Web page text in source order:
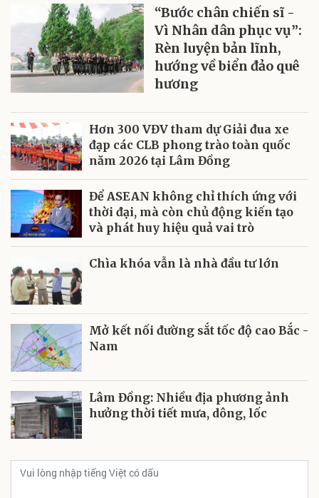
“Bước chân chiến sĩ -
Vì Nhân dân phục vụ”:
Rèn luyện bản lĩnh,
hướng về biển đảo quê
hương
Hơn 300 VĐV tham dự Giải đua xe
đạp các CLB phong trào toàn quốc
năm 2026 tại Lâm Đồng
Để ASEAN không chỉ thích ứng với
thời đại, mà còn chủ động kiến tạo
và phát huy hiệu quả vai trò
Chìa khóa vẫn là nhà đầu tư lớn
Mở kết nối đường sắt tốc độ cao Bắc -
Nam
Lâm Đồng: Nhiều địa phương ảnh
hưởng thời tiết mưa, dông, lốc